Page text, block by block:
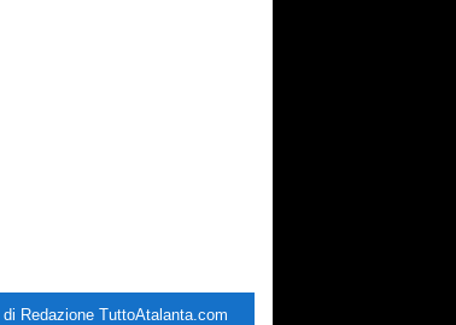
di Redazione TuttoAtalanta.com